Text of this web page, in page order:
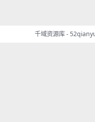
千域资源库 -